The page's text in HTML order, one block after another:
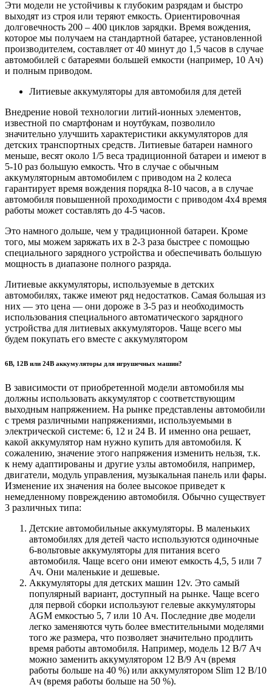
Эти модели не устойчивы к глубоким разрядам и быстро
выходят из строя или теряют емкость. Ориентировочная
долговечность 200 – 400 циклов зарядки. Время вождения,
которое мы получаем на стандартной батарее, установленной
производителем, составляет от 40 минут до 1,5 часов в случае
автомобилей с батареями большей емкости (например, 10 Ач)
и полным приводом.
Литиевые аккумуляторы для автомобиля для детей
Внедрение новой технологии литий-ионных элементов,
известной по смартфонам и ноутбукам, позволило
значительно улучшить характеристики аккумуляторов для
детских транспортных средств. Литиевые батареи намного
меньше, весят около 1/5 веса традиционной батареи и имеют в
5-10 раз большую емкость. Что в случае с обычным
аккумуляторным автомобилем с приводом на 2 колеса
гарантирует время вождения порядка 8-10 часов, а в случае
автомобиля повышенной проходимости с приводом 4х4 время
работы может составлять до 4-5 часов.
Это намного дольше, чем у традиционной батареи. Кроме
того, мы можем заряжать их в 2-3 раза быстрее с помощью
специального зарядного устройства и обеспечивать большую
мощность в диапазоне полного разряда.
Литиевые аккумуляторы, используемые в детских
автомобилях, также имеют ряд недостатков. Самая большая из
них — это цена — они дороже в 3-5 раз и необходимость
использования специального автоматического зарядного
устройства для литиевых аккумуляторов. Чаще всего мы
будем покупать его вместе с аккумулятором
6В, 12В или 24В аккумуляторы для игрушечных машин?
В зависимости от приобретенной модели автомобиля мы
должны использовать аккумулятор с соответствующим
выходным напряжением. На рынке представлены автомобили
с тремя различными напряжениями, используемыми в
электрической системе: 6, 12 и 24 В. И именно она решает,
какой аккумулятор нам нужно купить для автомобиля. К
сожалению, значение этого напряжения изменить нельзя, т.к.
к нему адаптированы и другие узлы автомобиля, например,
двигатели, модуль управления, музыкальная панель или фары.
Изменение их значения на более высокое приведет к
немедленному повреждению автомобиля. Обычно существует
3 различных типа:
Детские автомобильные аккумуляторы. В маленьких
автомобилях для детей часто используются одиночные
6-вольтовые аккумуляторы для питания всего
автомобиля. Чаще всего они имеют емкость 4,5, 5 или 7
Ач. Они маленькие и дешевые.
Аккумуляторы для детских машин 12v. Это самый
популярный вариант, доступный на рынке. Чаще всего
для первой сборки используют гелевые аккумуляторы
AGM емкостью 5, 7 или 10 Ач. Последние две модели
легко заменяются чуть более вместительными моделями
того же размера, что позволяет значительно продлить
время работы автомобиля. Например, модель 12 В/7 Ач
можно заменить аккумулятором 12 В/9 Ач (время
работы больше на 40 %) или аккумулятором Slim 12 В/10
Ач (время работы больше на 50 %).